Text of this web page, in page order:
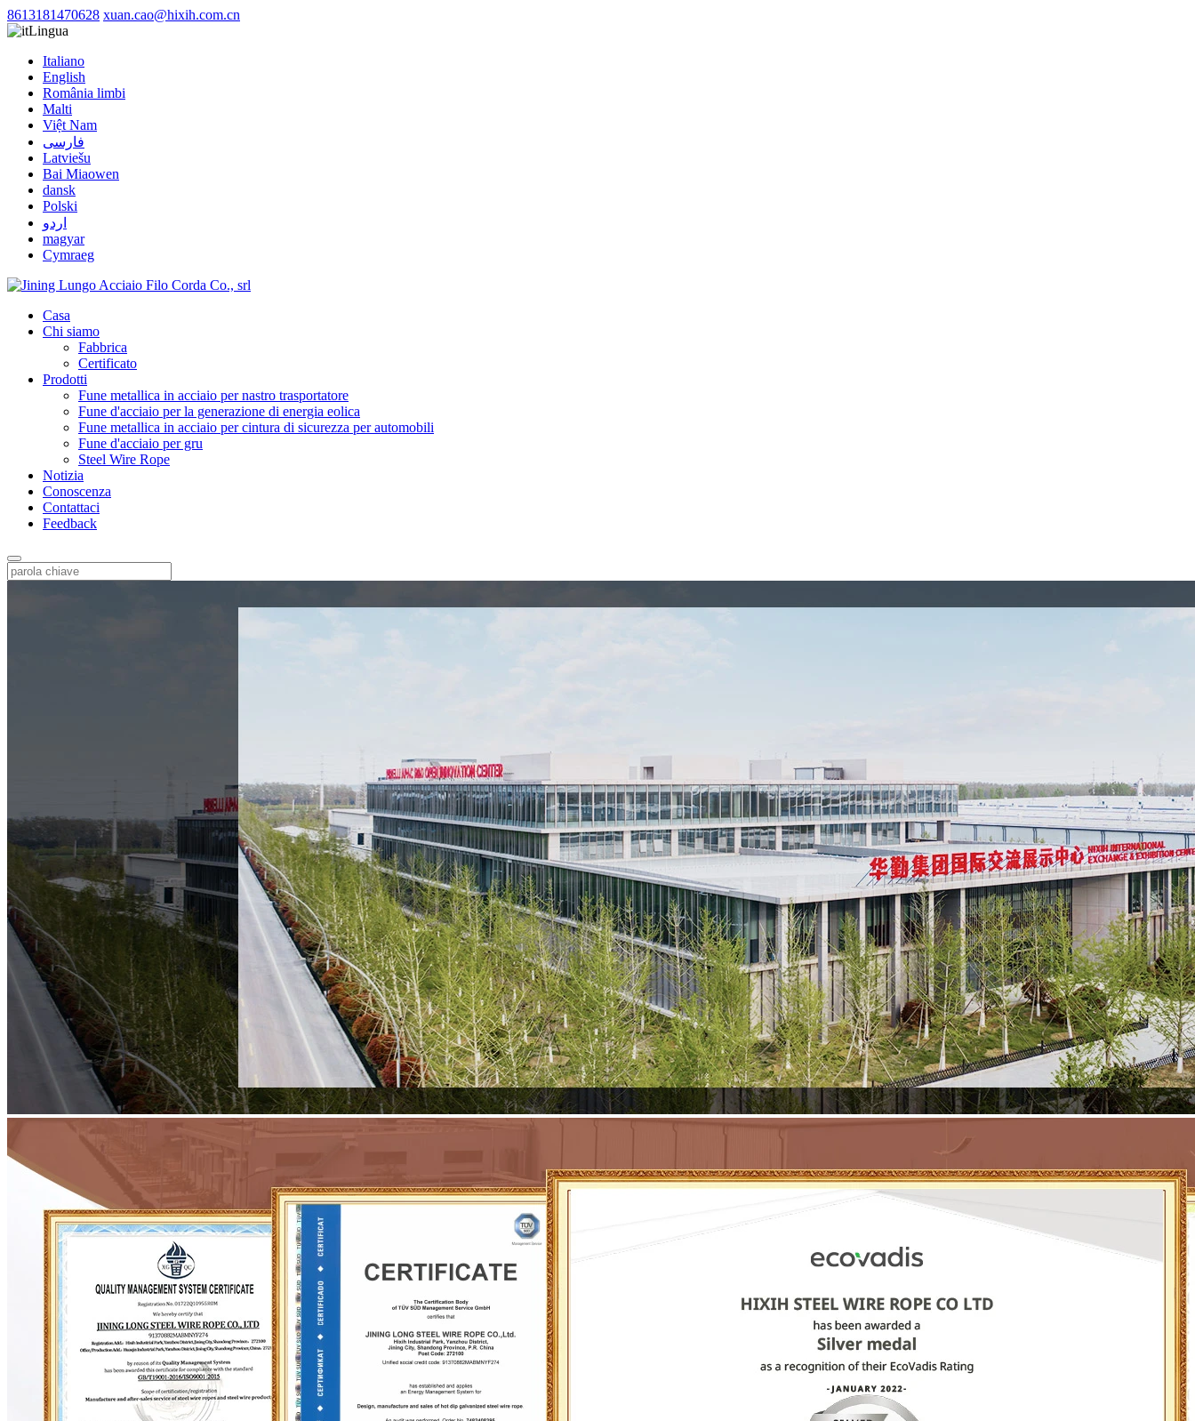
8613181470628 xuan.cao@hixih.com.cn
Lingua
Italiano
English
România limbi
Malti
Việt Nam
فارسی
Latviešu
Bai Miaowen
dansk
Polski
اردو
magyar
Cymraeg
Casa
Chi siamo
Fabbrica
Certificato
Prodotti
Fune metallica in acciaio per nastro trasportatore
Fune d'acciaio per la generazione di energia eolica
Fune metallica in acciaio per cintura di sicurezza per automobili
Fune d'acciaio per gru
Steel Wire Rope
Notizia
Conoscenza
Contattaci
Feedback